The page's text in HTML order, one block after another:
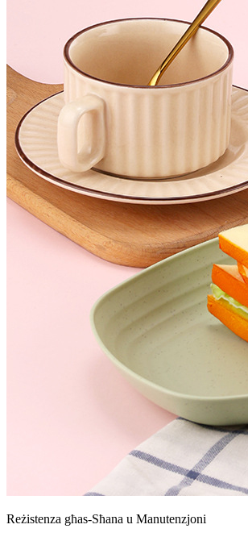
Reżistenza għas-Sħana u Manutenzjoni